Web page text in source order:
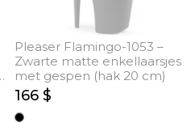
Pleaser Flamingo-1053 –
Zwarte matte enkellaarsjes
met gespen (hak 20 cm)
166 $